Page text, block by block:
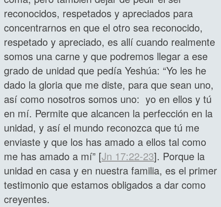
reconocidos, respetados y apreciados para
concentrarnos en que el otro sea reconocido,
respetado y apreciado, es allí cuando realmente
somos una carne y que podremos llegar a ese
grado de unidad que pedía Yeshúa: “Yo les he
dado la gloria que me diste, para que sean uno,
así como nosotros somos uno: yo en ellos y tú
en mí. Permite que alcancen la perfección en la
unidad, y así el mundo reconozca que tú me
enviaste y que los has amado a ellos tal como
me has amado a mí” [Jn 17:22-23]. Porque la
unidad en casa y en nuestra familia, es el primer
testimonio que estamos obligados a dar como
creyentes.